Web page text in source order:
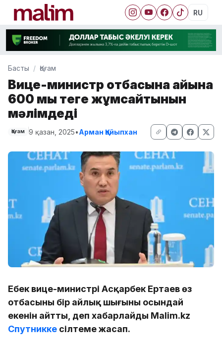
RU
Басты Қоғам
Вице-министр отбасына айына
600 мың теңге жұмсайтынын
мәлімдеді
Қоғам 9 қазан, 2025•Арман Қайыпхан
Еңбек вице-министрі Асқарбек Ертаев өз
отбасының бір айлық шығыны осындай
екенін айтты, деп хабарлайды Malim.kz
Спутникке сілтеме жасап.